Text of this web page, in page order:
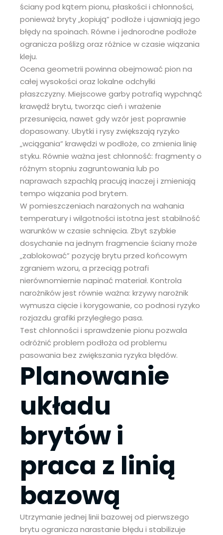
ściany pod kątem pionu, płaskości i chłonności,
ponieważ bryty „kopiują” podłoże i ujawniają jego
błędy na spoinach. Równe i jednorodne podłoże
ogranicza poślizg oraz różnice w czasie wiązania
kleju.
Ocena geometrii powinna obejmować pion na
całej wysokości oraz lokalne odchyłki
płaszczyzny. Miejscowe garby potrafią wypchnąć
krawędź brytu, tworząc cień i wrażenie
przesunięcia, nawet gdy wzór jest poprawnie
dopasowany. Ubytki i rysy zwiększają ryzyko
„wciągania” krawędzi w podłoże, co zmienia linię
styku. Równie ważna jest chłonność: fragmenty o
różnym stopniu zagruntowania lub po
naprawach szpachlą pracują inaczej i zmieniają
tempo wiązania pod brytem.
W pomieszczeniach narażonych na wahania
temperatury i wilgotności istotna jest stabilność
warunków w czasie schnięcia. Zbyt szybkie
dosychanie na jednym fragmencie ściany może
„zablokować” pozycję brytu przed końcowym
zgraniem wzoru, a przeciąg potrafi
nierównomiernie napinać materiał. Kontrola
narożników jest równie ważna: krzywy narożnik
wymusza cięcie i korygowanie, co podnosi ryzyko
rozjazdu grafiki przyległego pasa.
Test chłonności i sprawdzenie pionu pozwala
odróżnić problem podłoża od problemu
pasowania bez zwiększania ryzyka błędów.
Planowanie
układu
brytów i
praca z linią
bazową
Utrzymanie jednej linii bazowej od pierwszego
brytu ogranicza narastanie błędu i stabilizuje